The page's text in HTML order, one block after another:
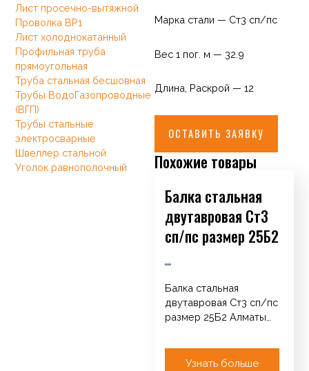
Лист просечно-вытяжной
Проволка ВР1
Лист холоднокатанный
Профильная труба
прямоугольная
Труба стальная бесшовная
Трубы ВодоГазопроводные
(ВГП)
Трубы стальные
электросварные
Швеллер стальной
Уголок равнополочный
Марка стали — Ст3 сп/пс
Вес 1 пог. м — 32.9
Длина, Раскрой — 12
ОСТАВИТЬ ЗАЯВКУ
Похожие товары
Балка стальная
двутавровая Ст3
сп/пс размер 25Б2
Балка стальная
двутавровая Ст3 сп/пс
размер 25Б2 Алматы
Катанка / Круг / ТУ
Сетка кладочная…
Узнать больше